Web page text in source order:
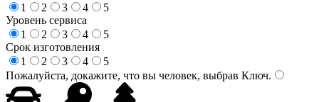
1
2 3 4
5
Уровень сервиса
1
2 3 4
5
Срок изготовления
1
2 3 4
5
Пожалуйста, докажите, что вы человек, выбрав Ключ.